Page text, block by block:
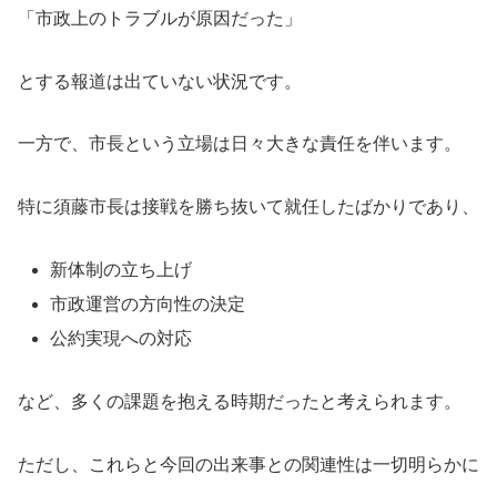
「市政上のトラブルが原因だった」
とする報道は出ていない状況です。
一方で、市長という立場は日々大きな責任を伴います。
特に須藤市長は接戦を勝ち抜いて就任したばかりであり、
新体制の立ち上げ
市政運営の方向性の決定
公約実現への対応
など、多くの課題を抱える時期だったと考えられます。
ただし、これらと今回の出来事との関連性は一切明らかに